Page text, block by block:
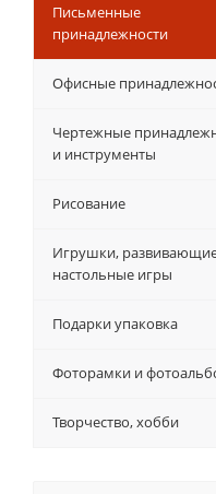
Письменные
принадлежности
Офисные
Чертежные
и инструменты
Рисование
Игрушки,
настольные игры
Подарки упаковка
Фоторамки и
Творчество, хобби